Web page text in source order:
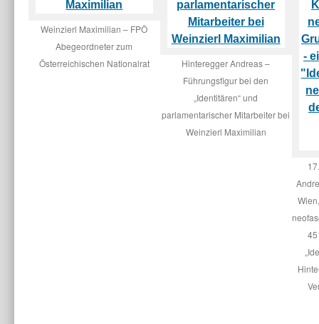
Weinzierl Maximilian – FPÖ
Abegeordneter zum
Österreichischen Nationalrat
Hinteregger Andreas –
Führungsfigur bei den
„Identitären“ und
parlamentarischer Mitarbeiter bei
Weinzierl Maximilian